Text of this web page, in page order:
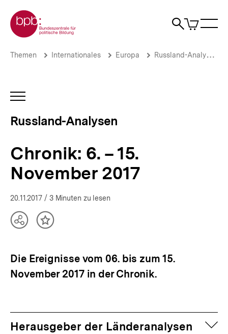
zum
Seiteninhalt
springen
Zur Startseite der bpb
Suche
Artikel
im
Chronik:
2017
Russland-
Analysen
Brotkrümelnavigation
Pfadnavigation
Themen Internationales Europa Russland-Analysen
INHALTSNAVIGATION
Russland-Analysen
Chronik: 6. – 15.
November 2017
20.11.2017 / 3 Minuten zu lesen
TeilenInhalt
Die Ereignisse vom 06. bis zum 15.
November 2017 in der Chronik.
Herausgeber der Länderanalysen